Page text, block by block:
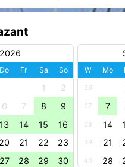
Do Fr Sa So
1 2
6 7 8 9
13 14 15 16
20 21 22 23
27 28 29 30
W Mo
36
37 7
38 14
39 21
40 28